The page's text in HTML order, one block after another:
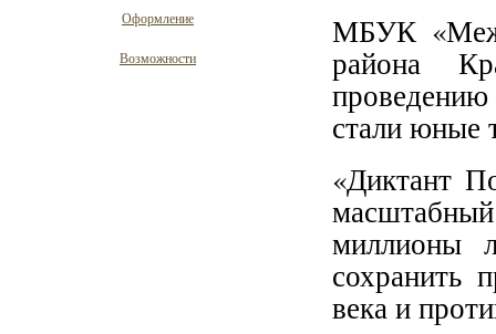
МБУК
района
проведению
стали юные
«Диктант
масштабный
миллионы
сохранить
века и
Оформление
Возможности